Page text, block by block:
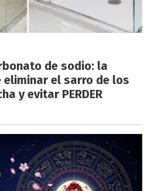
de sodio: la
eliminar el sarro de los
y evitar PERDER